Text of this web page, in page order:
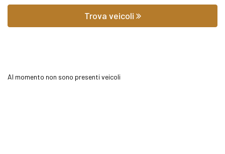
Oltre a conoscere il prezzo potrai scoprire gli
Trova veicoli
Al momento non sono presenti veicoli